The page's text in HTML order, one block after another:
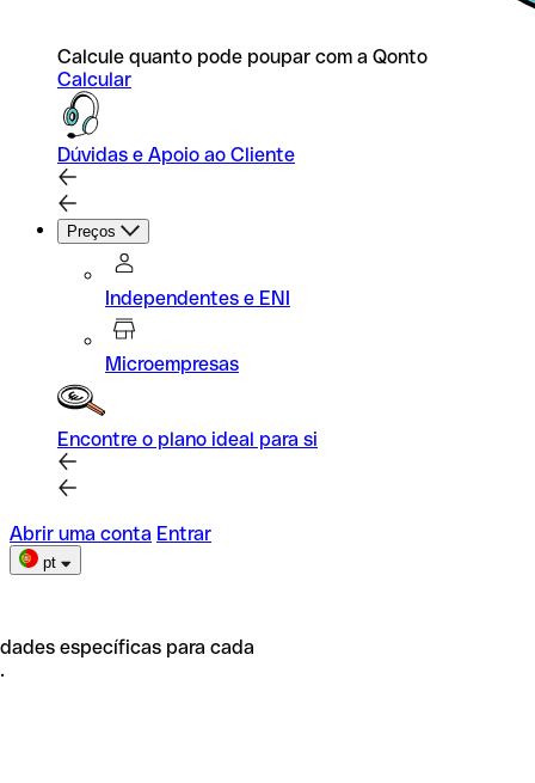
Calcule quanto pode poupar com a Qonto
Calcular
Dúvidas e Apoio ao Cliente
Preços
Independentes e ENI
Microempresas
Encontre o plano ideal para si
Abrir uma conta Entrar
pt
específicas para cada